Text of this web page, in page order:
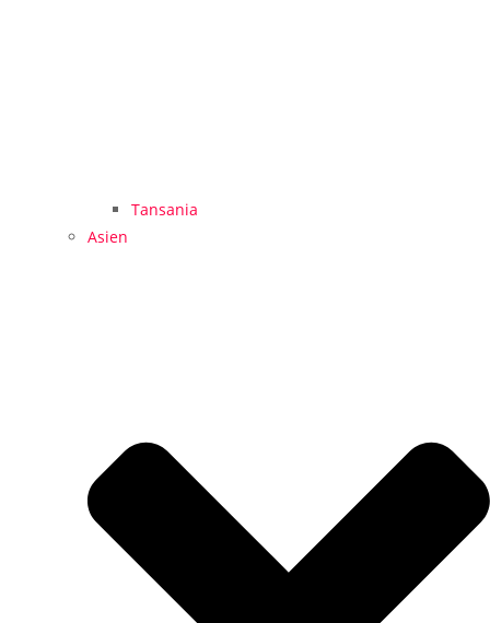
Tansania
Asien